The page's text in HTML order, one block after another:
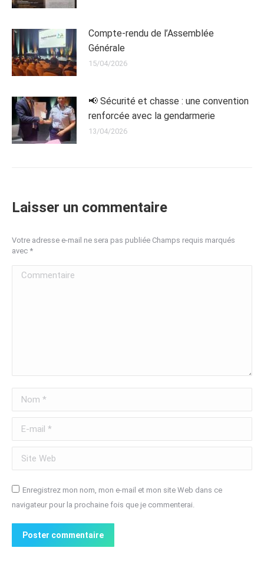
Compte-rendu de l’Assemblée
Générale
15/04/2026
📢 Sécurité et chasse : une convention
renforcée avec la gendarmerie
13/04/2026
Laisser un commentaire
Votre adresse e-mail ne sera pas publiée Champs requis marqués
avec *
Commentaire
Nom *
E-mail *
Site Web
Enregistrez mon nom, mon e-mail et mon site Web dans ce
navigateur pour la prochaine fois que je commenterai.
Poster commentaire